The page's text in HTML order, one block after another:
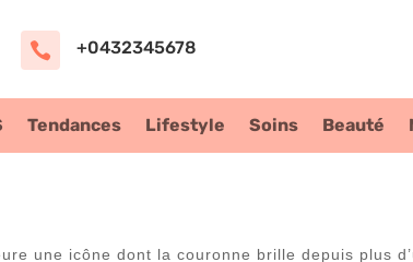
 +0432345678
Tendances Lifestyle Soins Beauté
une icône dont la couronne brille depuis plus